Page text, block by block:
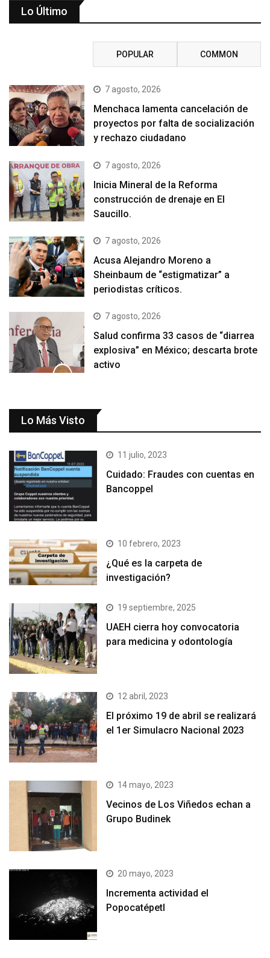
Lo Último
POPULAR COMMON
7 agosto, 2026
Menchaca lamenta cancelación de
proyectos por falta de socialización
y rechazo ciudadano
7 agosto, 2026
Inicia Mineral de la Reforma
construcción de drenaje en El
Saucillo.
7 agosto, 2026
Acusa Alejandro Moreno a
Sheinbaum de “estigmatizar” a
periodistas críticos.
7 agosto, 2026
Salud confirma 33 casos de “diarrea
explosiva” en México; descarta brote
activo
Lo Más Visto
11 julio, 2023
Cuidado: Fraudes con cuentas en
Bancoppel
10 febrero, 2023
¿Qué es la carpeta de
investigación?
19 septiembre, 2025
UAEH cierra hoy convocatoria
para medicina y odontología
12 abril, 2023
El próximo 19 de abril se realizará
el 1er Simulacro Nacional 2023
14 mayo, 2023
Vecinos de Los Viñedos echan a
Grupo Budinek
20 mayo, 2023
Incrementa actividad el
Popocatépetl